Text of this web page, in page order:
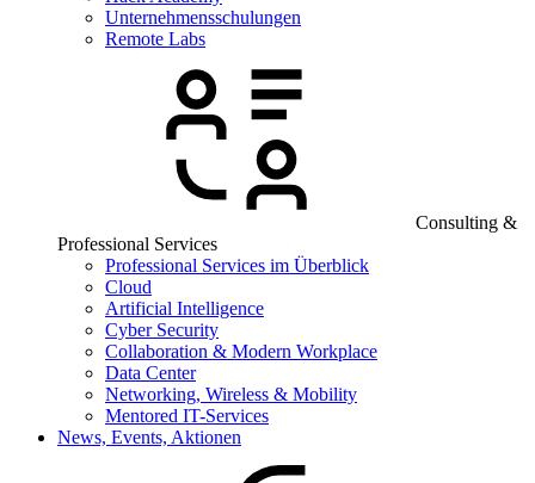
Unternehmensschulungen
Remote Labs
Consulting &
Professional Services
Professional Services im Überblick
Cloud
Artificial Intelligence
Cyber Security
Collaboration & Modern Workplace
Data Center
Networking, Wireless & Mobility
Mentored IT-Services
News, Events, Aktionen